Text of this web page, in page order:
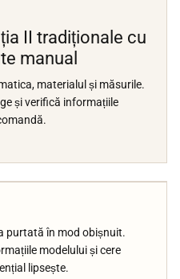
II tradiționale cu
manual
materialul și măsurile.
și verifică informațiile
purtată în mod obișnuit.
modelului și cere
lipsește.